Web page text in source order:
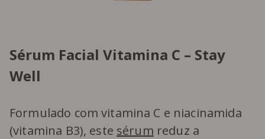
Sérum Facial Vitamina C – Stay
Well
Formulado com vitamina C e niacinamida
(vitamina B3), este sérum reduz a